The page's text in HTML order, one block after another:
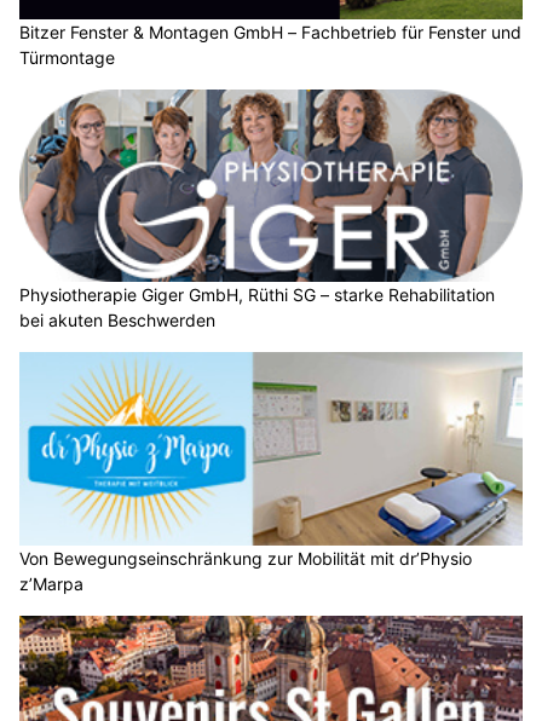
Bitzer Fenster & Montagen GmbH – Fachbetrieb für Fenster und
Türmontage
Physiotherapie Giger GmbH, Rüthi SG – starke Rehabilitation
bei akuten Beschwerden
Von Bewegungseinschränkung zur Mobilität mit dr’Physio
z’Marpa